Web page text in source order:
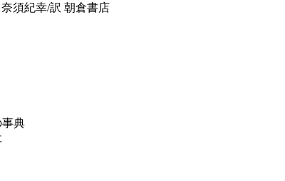
須紀幸/訳 朝倉書店
事典